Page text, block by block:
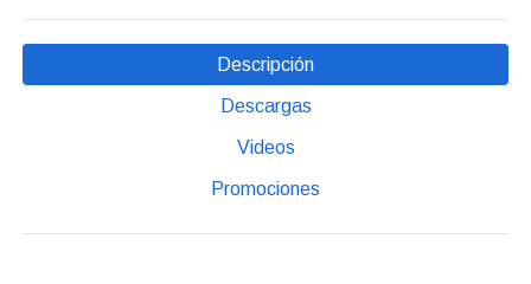
Descripción
Descargas
Videos
Promociones